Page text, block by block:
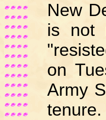
New
is not
on
Army
tenure.